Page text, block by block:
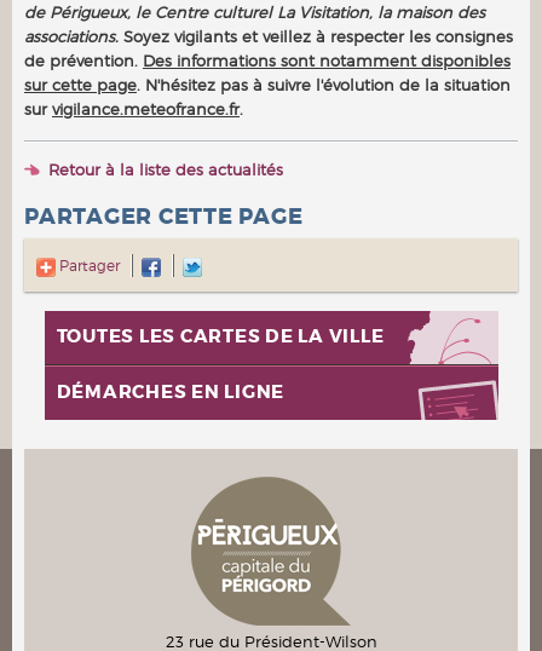
de Périgueux, le Centre culturel La Visitation, la maison des
associations. Soyez vigilants et veillez à respecter les consignes
de prévention. Des informations sont notamment disponibles
sur cette page. N'hésitez pas à suivre l'évolution de la situation
survigilance.meteofrance.fr.
Retour à la liste des actualités
PARTAGER CETTE PAGE
Partager
TOUTES LES CARTES DE LA VILLE
DÉMARCHES EN LIGNE
23 rue du Président-Wilson